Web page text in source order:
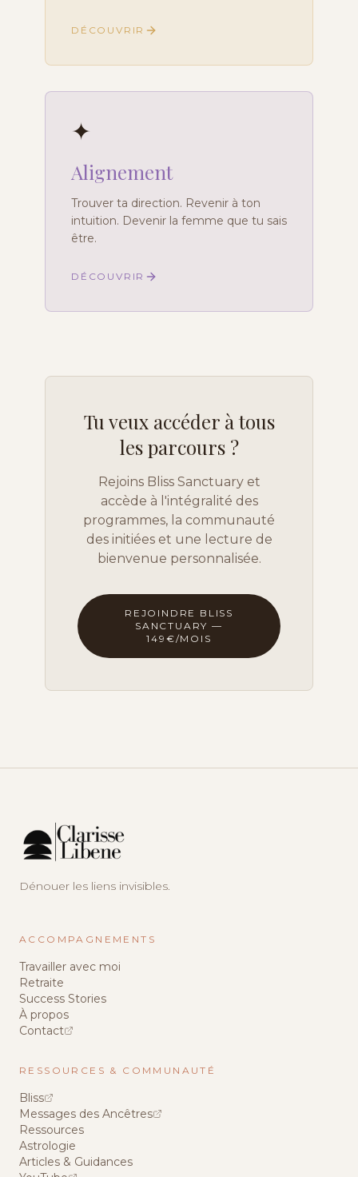
DÉCOUVRIR
✦
Alignement
Trouver ta direction. Revenir à ton
intuition. Devenir la femme que tu sais
être.
DÉCOUVRIR
Tu veux accéder à tous
les parcours ?
Rejoins Bliss Sanctuary et
accède à l'intégralité des
programmes, la communauté
des initiées et une lecture de
bienvenue personnalisée.
REJOINDRE BLISS
SANCTUARY —
149€/MOIS
Dénouer les liens invisibles.
ACCOMPAGNEMENTS
Travailler avec moi
Retraite
Success Stories
À propos
Contact
RESSOURCES & COMMUNAUTÉ
Bliss
Messages des Ancêtres
Ressources
Astrologie
Articles & Guidances